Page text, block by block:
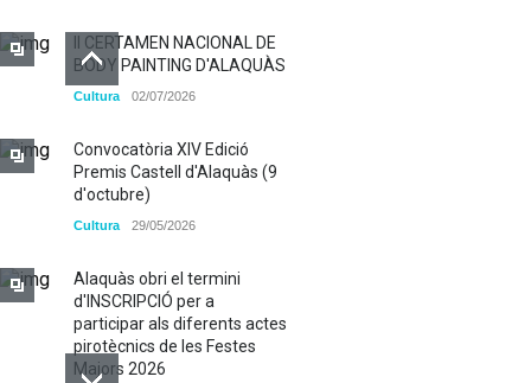
II CERTAMEN NACIONAL DE
BODY PAINTING D'ALAQUÀS
Cultura 02/07/2026
Convocatòria XIV Edició
Premis Castell d'Alaquàs (9
d'octubre)
Cultura 29/05/2026
Alaquàs obri el termini
d'INSCRIPCIÓ per a
participar als diferents actes
pirotècnics de les Festes
Majors 2026